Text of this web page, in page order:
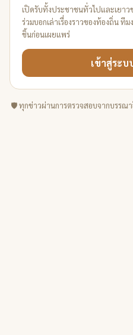
เปิดรับทั้งประชาชนทั่วไปและเยา
ร่วมบอกเล่าเรื่องราวของท้องถิ่น ที
ชิ้นก่อนเผยแพร่
เข้าสู่ระ
🛡️ ทุกข่าวผ่านการตรวจสอบจากบรรณา